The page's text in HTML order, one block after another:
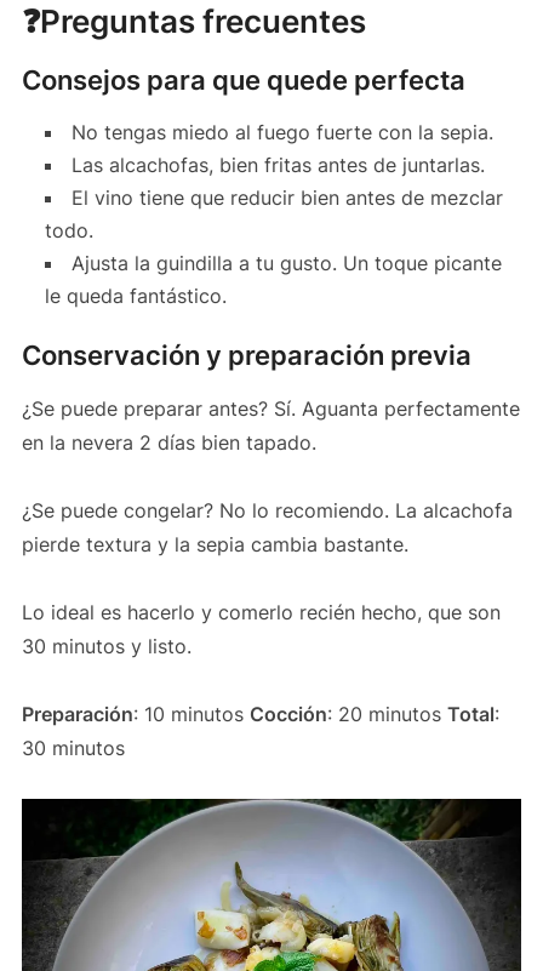
❓Preguntas frecuentes
Consejos para que quede perfecta
No tengas miedo al fuego fuerte con la sepia.
Las alcachofas, bien fritas antes de juntarlas.
El vino tiene que reducir bien antes de mezclar
todo.
Ajusta la guindilla a tu gusto. Un toque picante
le queda fantástico.
Conservación y preparación previa
¿Se puede preparar antes? Sí. Aguanta perfectamente
en la nevera 2 días bien tapado.
¿Se puede congelar? No lo recomiendo. La alcachofa
pierde textura y la sepia cambia bastante.
Lo ideal es hacerlo y comerlo recién hecho, que son
30 minutos y listo.
Preparación: 10 minutos Cocción: 20 minutos Total:
30 minutos